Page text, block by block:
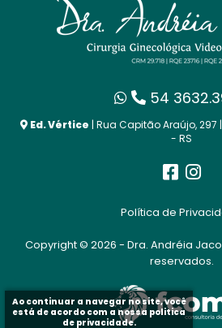
54
Ed. Vértice | Rua Capitão Araújo, 297
- RS
Política de
Copyright © 2026 - Dra. Andréia
reservados.
Ao continuar a navegar no site, você
está de acordo com a nossa politica
de privacidade.